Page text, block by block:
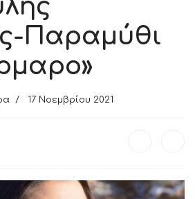
Παραμύθι
17 Νοεμβρίου 2021